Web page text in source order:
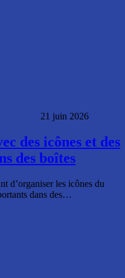
21 juin 2026
des icônes et des
des boîtes
d’organiser les icônes du
dans des…